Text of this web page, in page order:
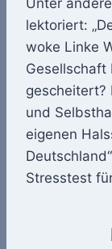
Unter
lektoriert:
woke Linke
Gesellschaft
gescheitert?
und
eigenen
Stresstest